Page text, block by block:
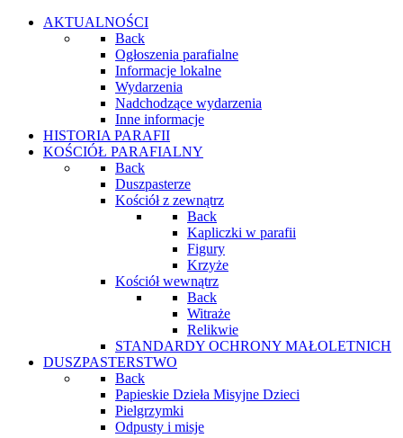
AKTUALNOŚCI
Back
Ogłoszenia parafialne
Informacje lokalne
Wydarzenia
Nadchodzące wydarzenia
Inne informacje
HISTORIA PARAFII
KOŚCIÓŁ PARAFIALNY
Back
Duszpasterze
Kościół z zewnątrz
Back
Kapliczki w parafii
Figury
Krzyże
Kościół wewnątrz
Back
Witraże
Relikwie
STANDARDY OCHRONY MAŁOLETNICH
DUSZPASTERSTWO
Back
Papieskie Dzieła Misyjne Dzieci
Pielgrzymki
Odpusty i misje